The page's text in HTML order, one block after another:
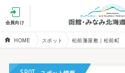
会員向け
HOME スポット 松前藩屋敷｜松前町